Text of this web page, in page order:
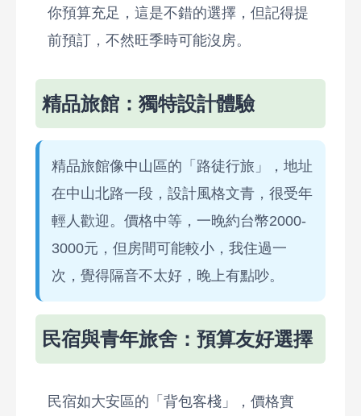
你預算充足，這是不錯的選擇，但記得提
前預訂，不然旺季時可能沒房。
精品旅館：獨特設計體驗
精品旅館像中山區的「路徒行旅」，地址
在中山北路一段，設計風格文青，很受年
輕人歡迎。價格中等，一晚約台幣2000-
3000元，但房間可能較小，我住過一
次，覺得隔音不太好，晚上有點吵。
民宿與青年旅舍：預算友好選擇
民宿如大安區的「背包客棧」，價格實